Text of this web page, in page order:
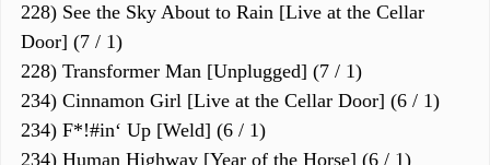
228) See the Sky About to Rain [Live at the Cellar
Door] (7 / 1)
228) Transformer Man [Unplugged] (7 / 1)
234) Cinnamon Girl [Live at the Cellar Door] (6 / 1)
234) F*!#in‘ Up [Weld] (6 / 1)
234) Human Highway [Year of the Horse] (6 / 1)